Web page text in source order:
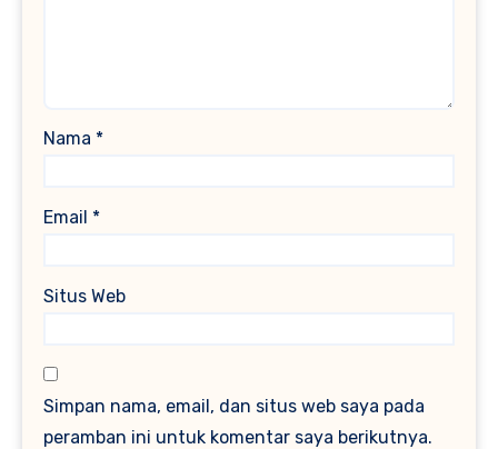
Nama *
Email *
Situs Web
Simpan nama, email, dan situs web saya pada
peramban ini untuk komentar saya berikutnya.